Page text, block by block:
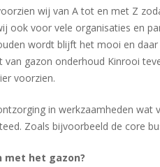
wij van A tot en met Z
ook voor vele organisaties en
wordt blijft het mooi en
gazon onderhoud Kinrooi
voorzien.
in werkzaamheden
Zoals bijvoorbeeld de core
met het gazon?